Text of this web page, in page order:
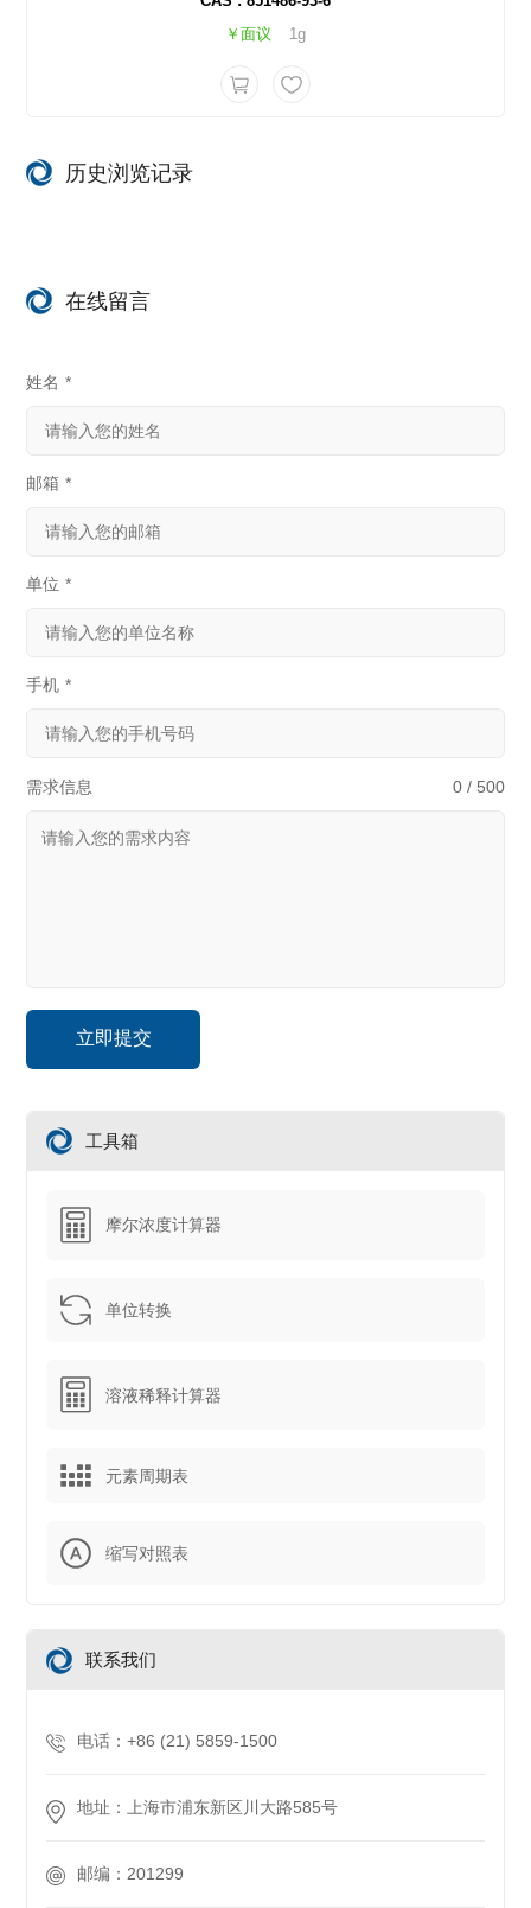
￥面议
1g
历史浏览记录
在线留言
姓名 *
邮箱 *
单位 *
手机 *
需求信息 0 / 500
工具箱
摩尔浓度计算器
单位转换
溶液稀释计算器
元素周期表
缩写对照表
联系我们
电话：+86 (21) 5859-1500
地址：上海市浦东新区川大路585号
邮编：201299